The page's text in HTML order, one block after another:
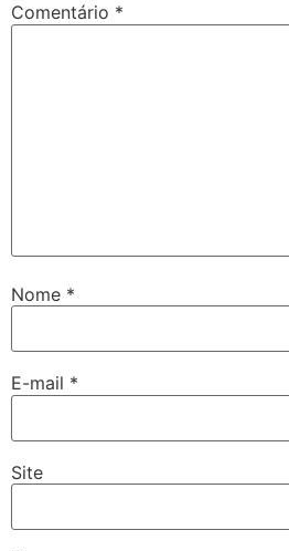
Comentário *
Nome *
E-mail *
Site